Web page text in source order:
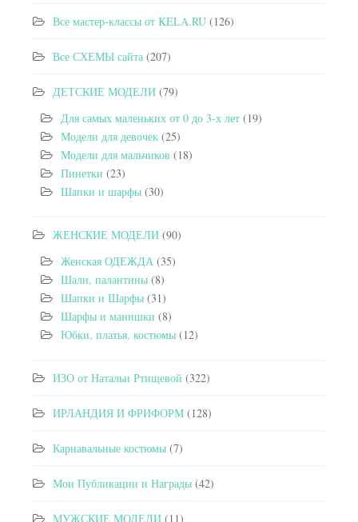
Все мастер-классы от KELA.RU (126)
Все СХЕМЫ сайта (207)
ДЕТСКИЕ МОДЕЛИ (79)
Для самых маленьких от 0 до 3-х лет (19)
Модели для девочек (25)
Модели для мальчиков (18)
Пинетки (23)
Шапки и шарфы (30)
ЖЕНСКИЕ МОДЕЛИ (90)
Женская ОДЕЖДА (35)
Шали, палантины (8)
Шапки и Шарфы (31)
Шарфы и манишки (8)
Юбки, платья, костюмы (12)
ИЗО от Натальи Ртищевой (322)
ИРЛАНДИЯ И ФРИФОРМ (128)
Карнавальные костюмы (7)
Мои Публикации и Награды (42)
МУЖСКИЕ МОДЕЛИ (11)